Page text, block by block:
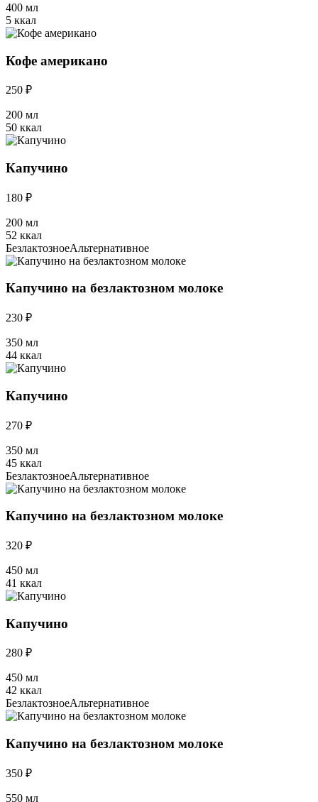
400 мл
5 ккал
Кофе американо
250 ₽
200 мл
50 ккал
Капучино
180 ₽
200 мл
52 ккал
БезлактозноеАльтернативное
Капучино на безлактозном молоке
230 ₽
350 мл
44 ккал
Капучино
270 ₽
350 мл
45 ккал
БезлактозноеАльтернативное
Капучино на безлактозном молоке
320 ₽
450 мл
41 ккал
Капучино
280 ₽
450 мл
42 ккал
БезлактозноеАльтернативное
Капучино на безлактозном молоке
350 ₽
550 мл